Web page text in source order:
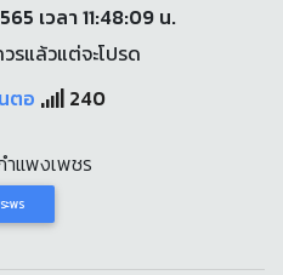
เวลา 11:48:09 น.
รแล้วแต่จะโปรด
ตอ
240
ำแพงเพชร
พร